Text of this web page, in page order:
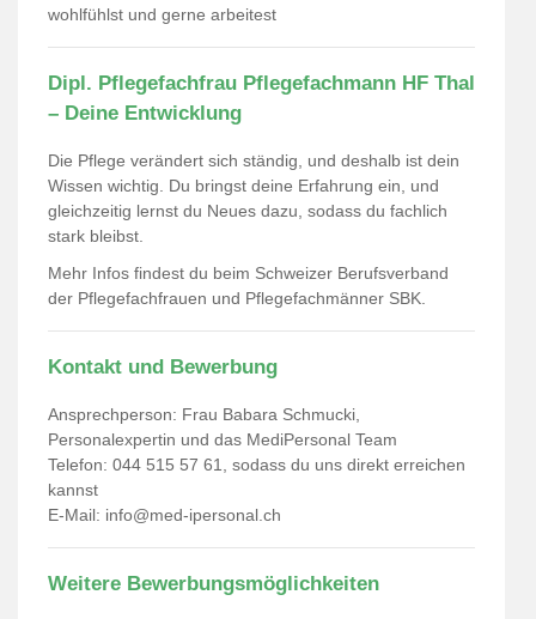
wohlfühlst und gerne arbeitest
Dipl. Pflegefachfrau Pflegefachmann HF Thal
– Deine Entwicklung
Die Pflege verändert sich ständig, und deshalb ist dein
Wissen wichtig. Du bringst deine Erfahrung ein, und
gleichzeitig lernst du Neues dazu, sodass du fachlich
stark bleibst.
Mehr Infos findest du beim Schweizer Berufsverband
der Pflegefachfrauen und Pflegefachmänner SBK
Kontakt und Bewerbung
Ansprechperson: Frau Babara Schmucki,
Personalexpertin und das MediPersonal Team
Telefon: 044 515 57 61, sodass du uns direkt erreichen
kannst
E-Mail: info@med-ipersonal.ch
Weitere Bewerbungsmöglichkeiten